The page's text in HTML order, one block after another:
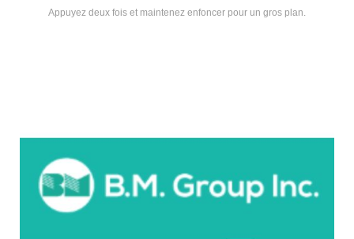
Appuyez deux fois et maintenez enfoncer pour un gros plan.